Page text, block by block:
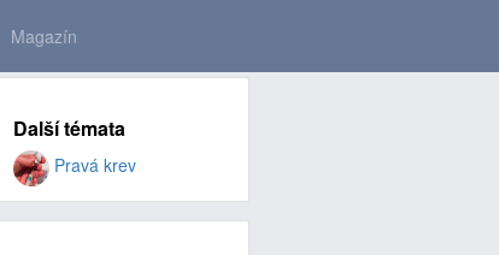
Magazín
Další témata
Pravá krev